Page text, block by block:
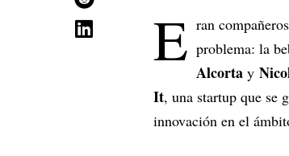
E ran
problema: la
Alcorta y
It, una startup que se
innovación en el